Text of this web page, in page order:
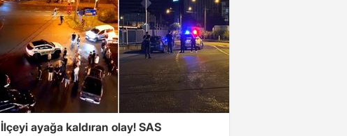
İlçeyi ayağa kaldıran olay! SAS